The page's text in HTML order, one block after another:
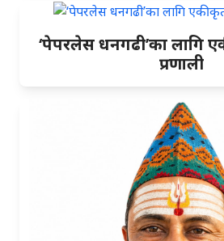
‘पेपरलेस धनगढी’का लागि
प्रणाली